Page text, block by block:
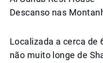
Descanso nas
Localizada a cerca de
não muito longe de